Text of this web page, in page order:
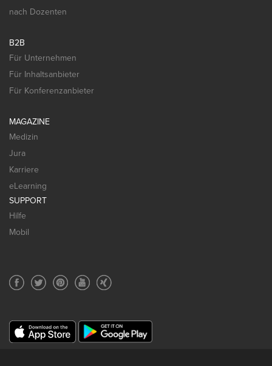
nach Dozenten
B2B
Für Unternehmen
Für Inhaltsanbieter
Für Konferenzanbieter
MAGAZINE
Medizin
Jura
Karriere
eLearning
SUPPORT
Hilfe
Mobil